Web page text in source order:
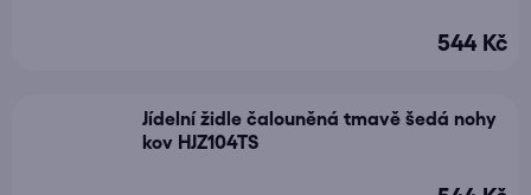
544 Kč
Jídelní židle čalouněná tmavě šedá nohy
kov HJZ104TS